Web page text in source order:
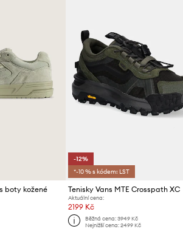
boty kožené
-12%
*-10 % s kódem: LST
Tenisky Vans MTE Crosspath XC
Aktuální cena:
2199 Kč
Běžná cena: 3949 Kč
Nejnižší cena: 2499 Kč